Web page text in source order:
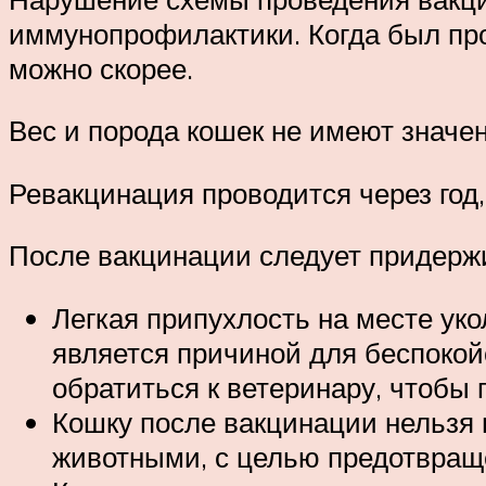
иммунопрофилактики. Когда был
можно скорее.
Вес и порода кошек не имеют
Ревакцинация проводится через
После вакцинации следует
Легкая припухлость на месте
является причиной для
обратиться к ветеринару,
Кошку после вакцинации
животными, с целью